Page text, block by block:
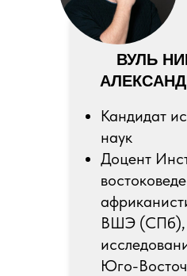
ВУЛЬ
Кандидат
наук
Доцент
ВШЭ (СПб),
Юго-